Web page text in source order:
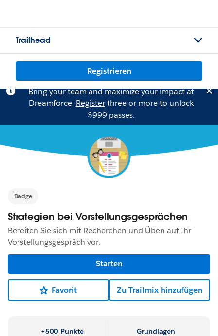
Trailhead
Registrieren
Bring your team and maximize your impact at
Dreamforce. Registerthree or more to unlock
$999 passes.
Badge
Strategien bei Vorstellungsgesprächen
Bereiten Sie sich mit Recherchen und Üben auf Ihr
Vorstellungsgespräch vor.
Starten
Favorit Zu Trailmix hinzufügen
+500 Punkte Grundlagen